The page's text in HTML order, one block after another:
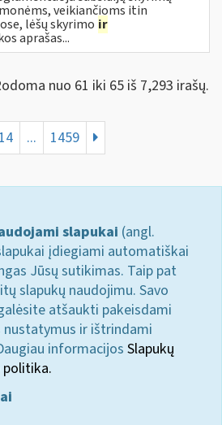
veikiančioms itin
lėšų skyrimo ir
aprašas...
nuo 61 iki 65 iš 7,293 irašų.
14 ... 1459
slapukai (angl.
įdiegiami automatiškai
Jūsų sutikimas. Taip pat
slapukų naudojimu. Savo
atšaukti pakeisdami
ir ištrindami
informacijos Slapukų